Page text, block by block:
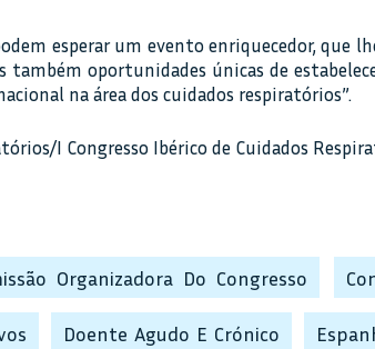
esperar um evento enriquecedor, que
também oportunidades únicas de
na área dos cuidados respiratórios”.
I Congresso Ibérico de Cuidados
Organizadora Do Congresso
Doente Agudo E Crónico